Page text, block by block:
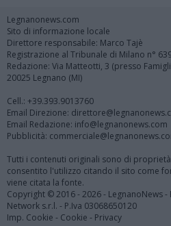
Legnanonews.com
Sito di informazione locale
Direttore responsabile: Marco Tajè
Registrazione al Tribunale di Milano n°
Redazione: Via Matteotti, 3 (presso
20025 Legnano (MI)
Cell.: +39.393.9013760
Email Direzione:
Email Redazione: info@legnanonews.com
Pubblicità:
Tutti i contenuti originali sono di
consentito l'utilizzo citando il sito come
viene citata la fonte.
Copyright © 2016 - 2026 - LegnanoNews
Network s.r.l. - P.Iva 03068650120
Imp. Cookie - Cookie - Privacy